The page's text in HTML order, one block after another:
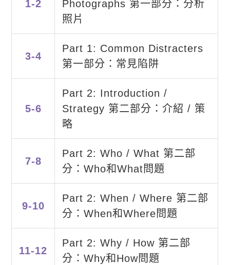
1-2
Photographs 第一部分：分析
照片
3-4
Part 1: Common Distracters
第一部分：常見陷阱
5-6
Part 2: Introduction /
Strategy 第二部分：介紹 / 策
略
7-8
Part 2: Who / What 第二部
分：Who和What問題
9-10
Part 2: When / Where 第二部
分：When和Where問題
11-12
Part 2: Why / How 第二部
分：Why和How問題